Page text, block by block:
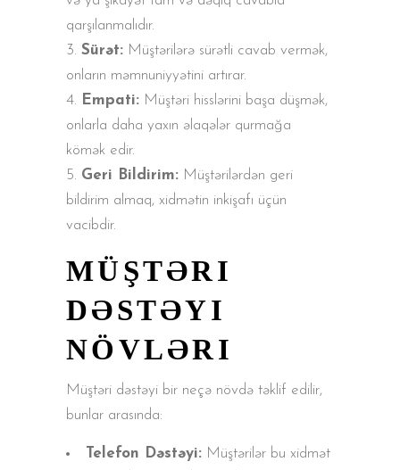
qarşılanmalıdır.
Sürət: Müştərilərə sürətli cavab vermək,
onların məmnuniyyətini artırar.
Empati: Müştəri hisslərini başa düşmək,
onlarla daha yaxın əlaqələr qurmağa
kömək edir.
Geri Bildirim: Müştərilərdən geri
bildirim almaq, xidmətin inkişafı üçün
vacibdir.
MÜŞTƏRI
DƏSTƏYI
NÖVLƏRI
Müştəri dəstəyi bir neçə növdə təklif edilir,
bunlar arasında:
Telefon Dəstəyi: Müştərilər bu xidmət